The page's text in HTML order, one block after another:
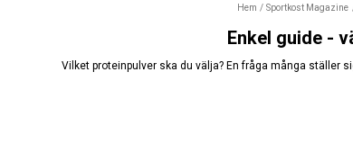
Hem Sportkost Magazine
Enkel guide -
Vilket proteinpulver ska du välja? En fråga många ställer